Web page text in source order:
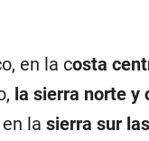
en la costa
la sierra norte y
la sierra sur